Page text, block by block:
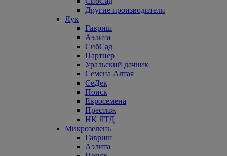
Другие производители
Лук
Гавриш
Аэлита
СибСад
Партнер
Уральский дачник
Семена Алтая
СеДек
Поиск
Евросемена
Престиж
НК ЛТД
Микрозелень
Гавриш
Аэлита